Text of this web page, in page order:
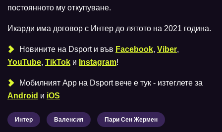
постоянното му откупуване.
Икарди има договор с Интер до лятото на 2021 година.
Новините на Dsport и във Facebook, Viber,
YouTube, TikTok и Instagram!
Мобилният Аpp на Dsport вече е тук - изтеглете за
Android и iOS
Интер Валенсия Пари Сен Жермен